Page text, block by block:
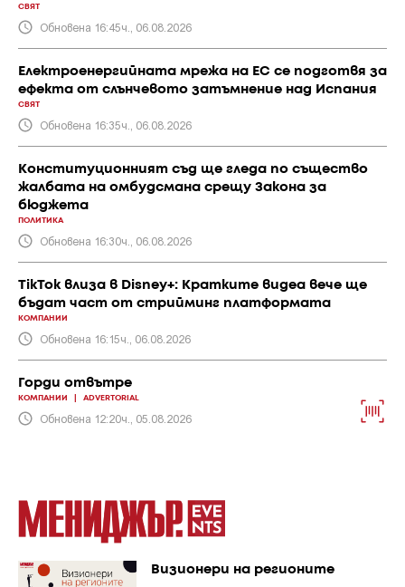
СВЯТ
Обновена 16:45ч., 06.08.2026
Електроенергийната мрежа на ЕС се подготвя за
ефекта от слънчевото затъмнение над Испания
СВЯТ
Обновена 16:35ч., 06.08.2026
Конституционният съд ще гледа по същество
жалбата на омбудсмана срещу Закона за
бюджета
ПОЛИТИКА
Обновена 16:30ч., 06.08.2026
TikTok влиза в Disney+: Кратките видеа вече ще
бъдат част от стрийминг платформата
КОМПАНИИ
Обновена 16:15ч., 06.08.2026
Горди отвътре
КОМПАНИИ ADVERTORIAL
Обновена 12:20ч., 05.08.2026
Визионери на регионите